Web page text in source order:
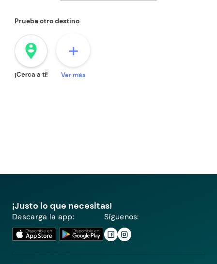
Prueba otro destino
person_pin_circle
¡Cerca a ti!
+
Ver más
¡Justo lo que necesitas!
Descarga la app: Síguenos: